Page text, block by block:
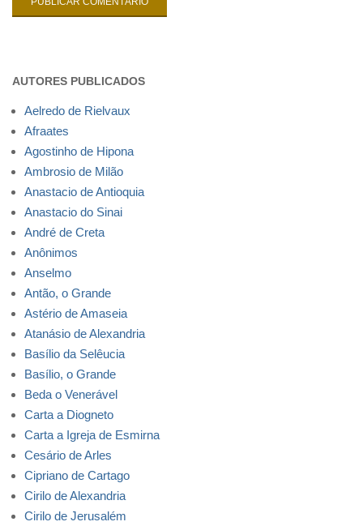
AUTORES PUBLICADOS
Aelredo de Rielvaux
Afraates
Agostinho de Hipona
Ambrosio de Milão
Anastacio de Antioquia
Anastacio do Sinai
André de Creta
Anônimos
Anselmo
Antão, o Grande
Astério de Amaseia
Atanásio de Alexandria
Basílio da Selêucia
Basílio, o Grande
Beda o Venerável
Carta a Diogneto
Carta a Igreja de Esmirna
Cesário de Arles
Cipriano de Cartago
Cirilo de Alexandria
Cirilo de Jerusalém